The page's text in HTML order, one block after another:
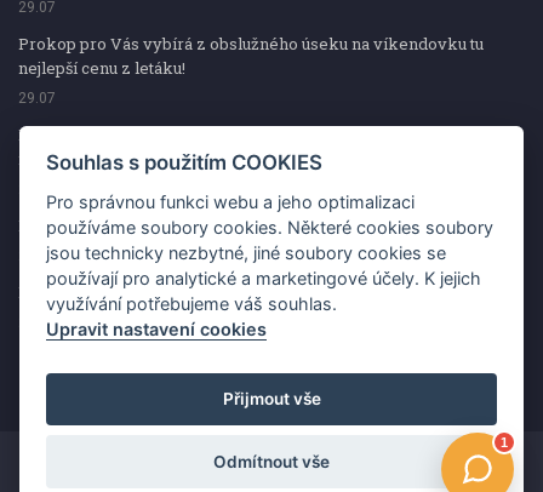
29.07
Prokop pro Vás vybírá z obslužného úseku na víkendovku tu
nejlepší cenu z letáku!
29.07
Prokop pro Vás vybírá z obslužného úseku na víkendovku tu
nejlepší cenu z letáku!
Kup špekáčky od Váhaly a vyhraj s naCOOPkou sekerku Fiskars
29.07
Prokop pro Vás vybírá na víkendovku ty nejlepší ceny z letáku!
29.07
Copyright ©2026 Jednota, spotřební družstvo v Hodoníně
Souhlas s použitím COOKIES
Pro správnou funkci webu a jeho optimalizaci
používáme soubory cookies. Některé cookies soubory
jsou technicky nezbytné, jiné soubory cookies se
používají pro analytické a marketingové účely. K jejich
využívání potřebujeme váš souhlas.
Upravit nastavení cookies
Přijmout vše
Odmítnout vše